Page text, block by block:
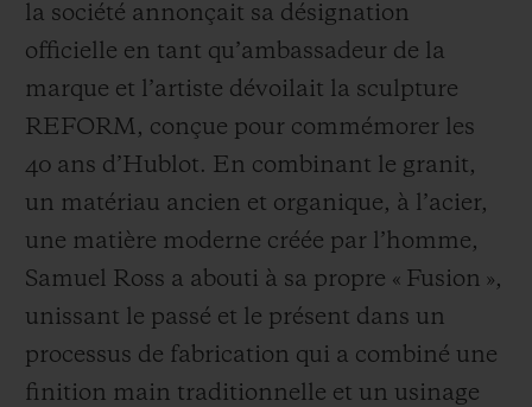
la société annonçait sa désignation
officielle en tant qu’ambassadeur de la
marque et l’artiste dévoilait la sculpture
REFORM, conçue pour commémorer les
40 ans d’Hublot. En combinant le granit,
un matériau ancien et organique, à l’acier,
une matière moderne créée par l’homme,
Samuel Ross a abouti à sa propre « Fusion »,
unissant le passé et le présent dans un
processus de fabrication qui a combiné une
finition main traditionnelle et un usinage